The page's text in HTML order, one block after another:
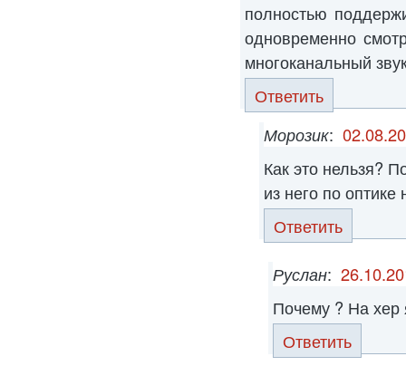
полностью
одновременно
многоканальный
Ответить
Морозик:
Как это нельзя?
из него по оптике
Ответить
Руслан:
Почему ? На хер
Ответить